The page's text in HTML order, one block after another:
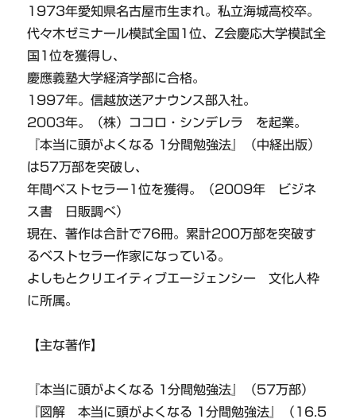
1973年愛知県名古屋市生まれ。私立海城高校卒。
代々木ゼミナール模試全国1位、Z会慶応大学模試全
国1位を獲得し、
慶應義塾大学経済学部に合格。
1997年。信越放送アナウンス部入社。
2003年。（株）ココロ・シンデレラ を起業。
『本当に頭がよくなる 1分間勉強法』（中経出版）
は57万部を突破し、
年間ベストセラー1位を獲得。（2009年 ビジネ
ス書 日販調べ）
現在、著作は合計で76冊。累計200万部を突破す
るベストセラー作家になっている。
よしもとクリエイティブエージェンシー 文化人枠
に所属。
【主な著作】
『本当に頭がよくなる 1分間勉強法』（57万部）
『図解 本当に頭がよくなる 1分間勉強法』（16.5